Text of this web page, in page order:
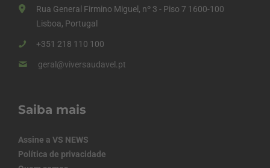
Rua General Firmino Miguel, nº 3 - Piso 7 1600-100
Lisboa, Portugal
+351 218 110 100
geral@viversaudavel.pt
Saiba mais
Assine a VS NEWS
Política de privacidade